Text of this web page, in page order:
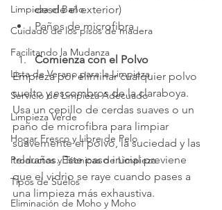
Limpieza el Baño
Cuidado de los pisos de madera
Facilitando la Mudanza
Lista de Verano para la Limpieza
Servicio de Limpieza Adecuado
Limpieza Verde
Hogar Fresco y Libre de Pelo
Productos y Técnicas de Limpieza
Tipos de Suelos
Eliminación de Moho y Moho
desde el exterior)
Paños de microfibra
Comienza con el Polvo
Empieza por eliminar cualquier polvo
suelto y escombros de la claraboya.
Usa un cepillo de cerdas suaves o un
paño de microfibra para limpiar
suavemente el polvo, la suciedad y las
telarañas. Este paso inicial previene
que el vidrio se raye cuando pases a
una limpieza más exhaustiva.